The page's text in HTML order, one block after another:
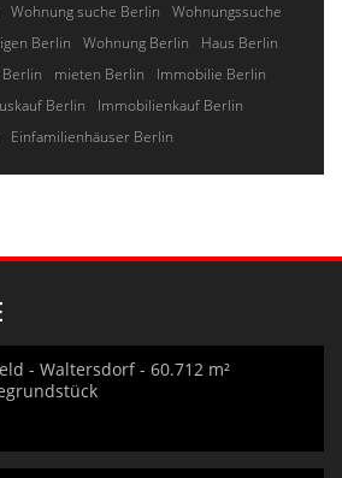
Wohnung suche Berlin
Wohnungssuche
Berlin Wohnung Berlin
Haus Berlin
mieten Berlin
Immobilie Berlin
Berlin
Immobilienkauf Berlin
Einfamilienhäuser Berlin
- Waltersdorf - 60.712 m²